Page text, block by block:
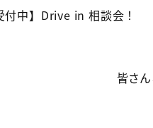
付中】Drive in 相談会！
皆さん